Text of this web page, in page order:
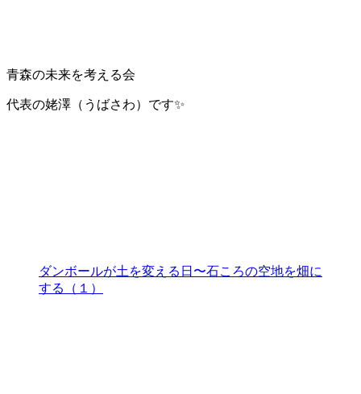
青森の未来を考える会
代表の姥澤（うばさわ）です✨️
ダンボールが土を変える日〜石ころの空地を畑に
する（１）